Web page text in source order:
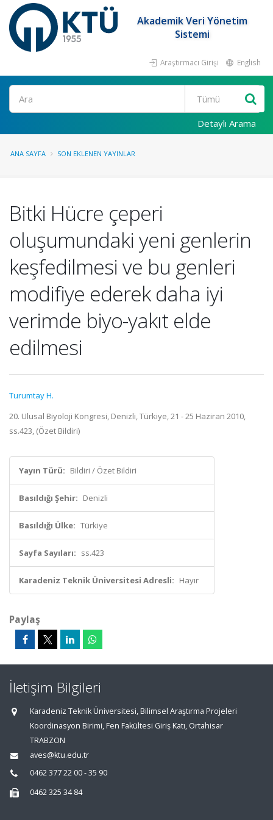
Akademik Veri Yönetim
Sistemi
Araştırmacı Girişi English
Ara
Detaylı Arama
ANA SAYFA SON EKLENEN YAYINLAR
Bitki Hücre çeperi
oluşumundaki yeni genlerin
keşfedilmesi ve bu genleri
modifiye ederek daha iyi
verimde biyo-yakıt elde
edilmesi
Turumtay H.
20. Ulusal Biyoloji Kongresi, Denizli, Türkiye, 21 - 25 Haziran 2010,
ss.423, (Özet Bildiri)
Yayın Türü: Bildiri / Özet Bildiri
Basıldığı Şehir: Denizli
Basıldığı Ülke: Türkiye
Sayfa Sayıları: ss.423
Karadeniz Teknik Üniversitesi Adresli: Hayır
Paylaş
İletişim Bilgileri
Karadeniz Teknik Üniversitesi, Bilimsel Araştırma Projeleri
Koordinasyon Birimi, Fen Fakültesi Giriş Katı, Ortahisar
TRABZON
aves@ktu.edu.tr
0462 377 22 00 - 35 90
0462 325 34 84